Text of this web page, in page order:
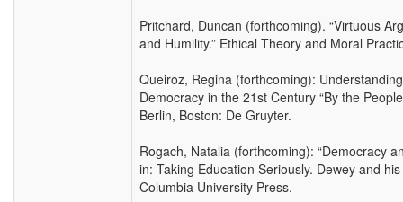
Pritchard, Duncan (forthcoming). “Virtuous
and Humility.” Ethical Theory and Moral
Queiroz, Regina (forthcoming):
Democracy in the 21st Century “By the
Berlin, Boston: De Gruyter.
Rogach, Natalia (forthcoming): “Democracy
in: Taking Education Seriously. Dewey and
Columbia University Press.